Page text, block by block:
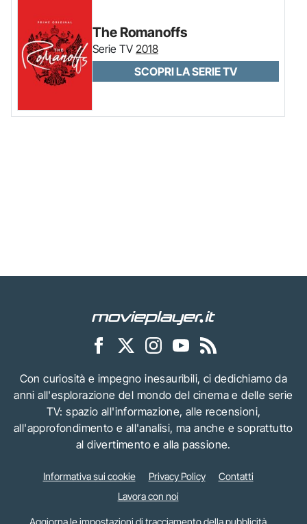
The Romanoffs
Serie TV 2018
SCOPRI LA SERIE TV
Con curiosità e impegno inesauribili, ci dedichiamo da
anni all'esplorazione del mondo del cinema e delle serie
TV: spazio all'informazione, alle recensioni,
all'approfondimento e all'analisi, ma anche e soprattutto
al divertimento e alla passione.
Informativa sui cookie Privacy Policy
Contatti
Lavora con noi